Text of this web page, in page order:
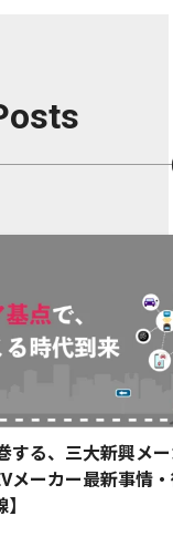
する、三大新興メ
メーカー最新事情